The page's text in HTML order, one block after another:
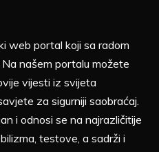
web portal koji sa radom
našem portalu možete
vijesti iz svijeta
za sigurniji saobraćaj.
i odnosi se na najrazličitije
testove, a sadrži i